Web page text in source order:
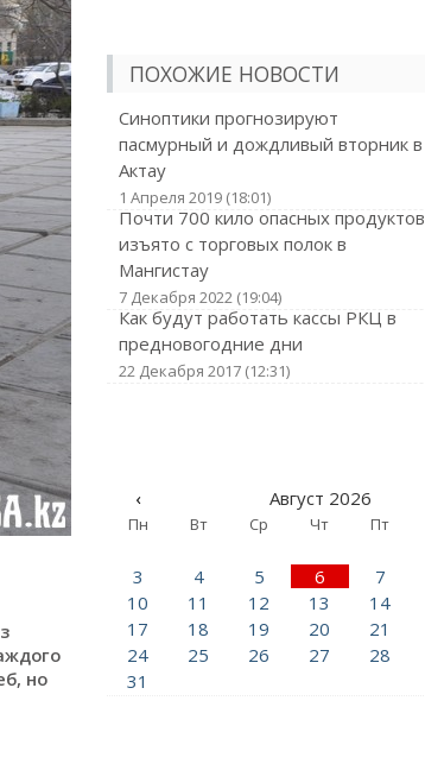
но
ПОХОЖИЕ НОВОСТИ
Синоптики прогнозируют
пасмурный и дождливый вторник в
Актау
1 Апреля 2019 (18:01)
Почти 700 кило опасных продуктов
изъято с торговых полок в
Мангистау
7 Декабря 2022 (19:04)
Как будут работать кассы РКЦ в
предновогодние дни
22 Декабря 2017 (12:31)
‹ Август 2026
Пн Вт Ср Чт Пт
3
4 5 6 7
10
11 12 13 14
17
18 19 20 21
24
25 26 27 28
31